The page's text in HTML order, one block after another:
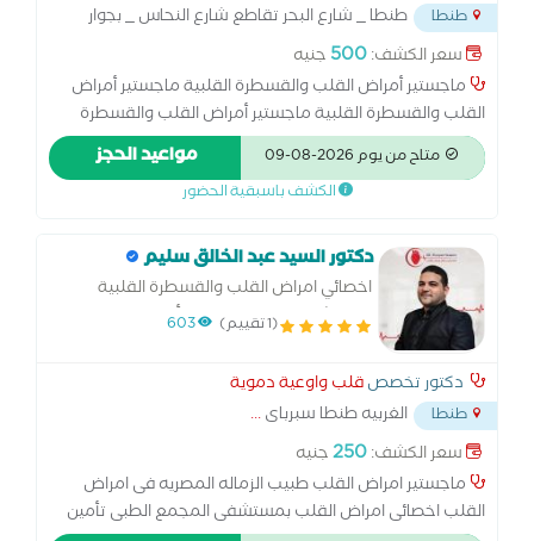
طنطا
طنطا _ شارع البحر تقاطع شارع النحاس _ بجوار
ديوان عام المحافظة... سعر الكشف:500 جنيه
ماجستير أمراض القلب والقسطرة القلبية ماجستير أمراض
القلب والقسطرة القلبية ماجستير أمراض القلب والقسطرة
القلبية ماجستير أمراض القلب والقسطرة القلبية ماجستير
أمراض القلب والقسطرة القلبية عضو الجمعية الأوروبية
متاح من يوم 2026-08-09 مواعيد الحجز
الكشف باسبقية الحضور
دكتور السيد عبد الخالق سليم
اخصائي امراض القلب والقسطرة القلبية
بمستشفى المجمع الطبى تأمين صحى
(1 تقييم) 603
دكتور تخصصقلب واوعية دموية
طنطا الغربيه طنطا سبرباى...
سعر الكشف:250جنيه
ماجستير امراض القلب طبيب الزماله المصريه فى امراض
القلب اخصائى امراض القلب بمستشفى المجمع الطبى تأمين